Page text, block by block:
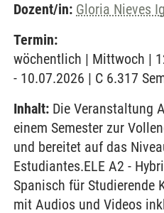
Dozent/in: Gloria Nieves
Termin:
wöchentlich | Mittwoch |
- 10.07.2026 | C 6.317
Inhalt: Die Veranstaltung
einem Semester zur
und bereitet auf das
Estudiantes.ELE A2 -
Spanisch für Studierende
mit Audios und Videos